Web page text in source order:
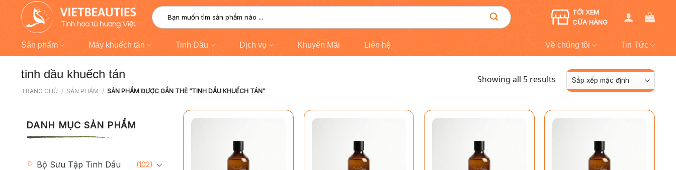
Chuyển
Tìm
kiếm:
TỚI XEM
CỬA HÀNG
Sản phẩm Máy khuếch tán Tinh Dầu Dịch vụ Khuyến Mãi Liên hệ Về chúng tôi Tin Tức
tinh dầu khuếch tán
TRANG CHỦ / SẢN PHẨM / SẢN PHẨM ĐƯỢC GẮN THẺ “TINH DẦU KHUẾCH TÁN”
Showing all 5 results
DANH MỤC SẢN PHẨM
Bộ Sưu Tập Tinh Dầu (102)